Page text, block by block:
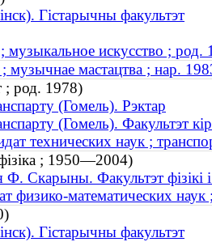
Гістарычны факультэт
искусство ; род.
музычнае мастацтва ; нар.
; род. 1978)
(Гомель). Рэктар
(Гомель). Факультэт
технических наук ;
; 1950—2004)
Ф. Скарыны. Факультэт фізікі
физико-математических
Гістарычны факультэт